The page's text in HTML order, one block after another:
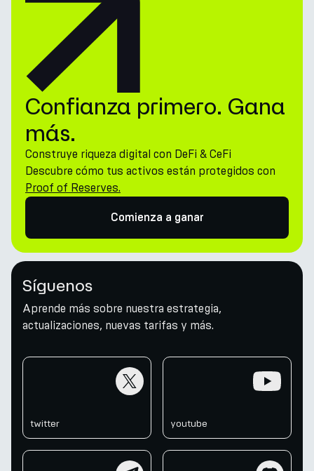
Confianza primero. Gana
más.
Construye riqueza digital con DeFi & CeFi
Descubre cómo tus activos están protegidos con
Proof of Reserves.
Comienza a ganar
Síguenos
Aprende más sobre nuestra estrategia,
actualizaciones, nuevas tarifas y más.
twitter youtube